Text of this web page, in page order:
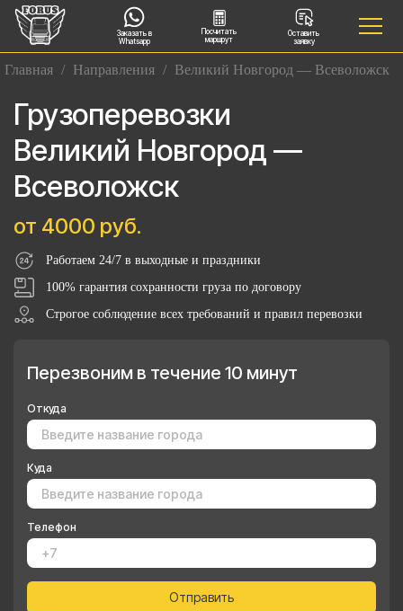
Заказать в
Whatsapp
Посчитать
маршрут
Оставить
заявку
Главная / Направления / Великий Новгород — Всеволожск
Грузоперевозки
Великий Новгород —
Всеволожск
от 4000 руб.
Работаем 24/7 в выходные и праздники
100% гарантия сохранности груза по договору
Строгое соблюдение всех требований и правил перевозки
Перезвоним в течение 10 минут
Откуда
Куда
Телефон